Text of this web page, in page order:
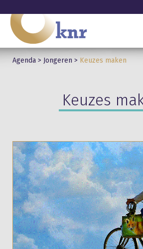
Agenda > Jongeren > Keuzes maken
Keuzes